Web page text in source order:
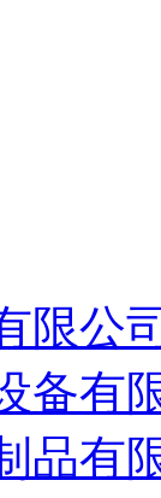
限公
备有
品有